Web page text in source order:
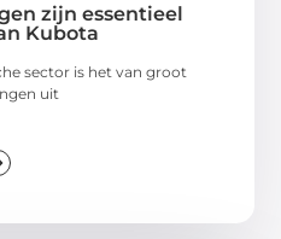
zijn essentieel
Kubota
sector is het van groot
uit